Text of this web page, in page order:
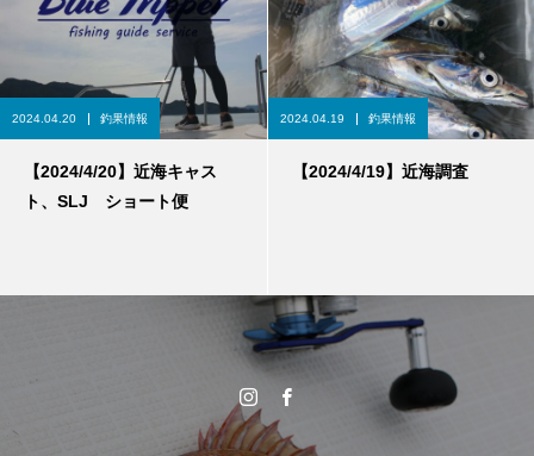
2024.04.20 釣果情報
【2024/4/20】近海キャス
ト、SLJ ショート便
2024.04.19 釣果情報
【2024/4/19】近海調査